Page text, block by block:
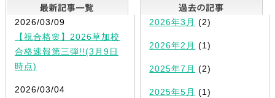
2026/03/09
【祝合格🌸】2026草加校
合格速報第三弾!!(3月9日
時点)
2026/03/04
2026年3月 (2)
2026年2月 (1)
2025年7月 (2)
2025年5月 (1)